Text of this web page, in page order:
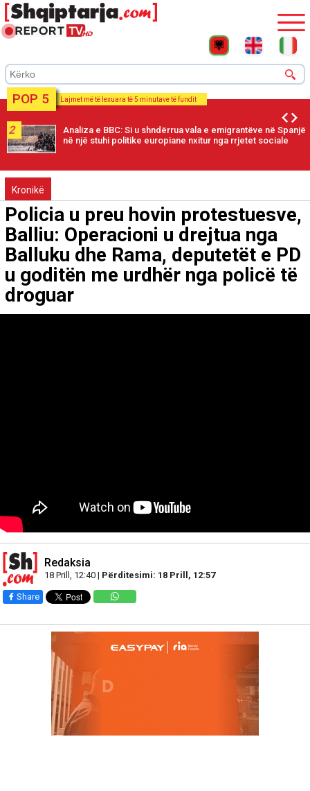
POP 5 Lajmet më të lexuara të 5 minutave të fundit
2
Analiza e BBC: Si u shndërrua vala e emigrantëve në Spanjë
në një stuhi politike europiane nxitur nga rrjetet sociale
Kronikë
Policia u preu hovin protestuesve,
Balliu: Operacioni u drejtua nga
Balluku dhe Rama, deputetët e PD
u goditën me urdhër nga policë të
droguar
Redaksia
18 Prill, 12:40 | Përditesimi: 18 Prill, 12:57
Share